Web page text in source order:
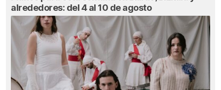
alrededores: del 4 al 10 de agosto